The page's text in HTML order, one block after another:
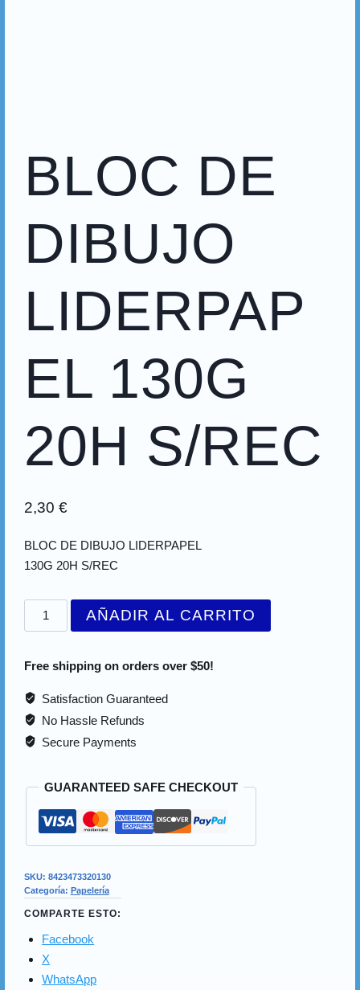
BLOC DE
DIBUJO
LIDERPAP
EL 130G
20H S/REC
2,30 €
BLOC DE DIBUJO LIDERPAPEL
130G 20H S/REC
AÑADIR AL CARRITO
Free shipping on orders over $50!
Satisfaction Guaranteed
No Hassle Refunds
Secure Payments
GUARANTEED SAFE CHECKOUT
SKU: 8423473320130
Categoría: Papelería
COMPARTE ESTO:
Facebook
X
WhatsApp